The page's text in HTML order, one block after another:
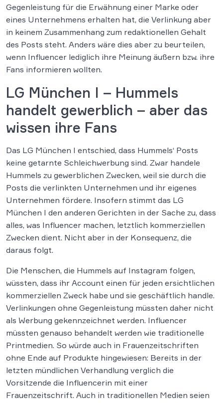
Gegenleistung für die Erwähnung einer Marke oder
eines Unternehmens erhalten hat, die Verlinkung aber
in keinem Zusammenhang zum redaktionellen Gehalt
des Posts steht. Anders wäre dies aber zu beurteilen,
wenn Influencer lediglich ihre Meinung äußern bzw. ihre
Fans informieren wollten.
LG München I – Hummels
handelt gewerblich – aber das
wissen ihre Fans
Das LG München I entschied, dass Hummels‘ Posts
keine getarnte Schleichwerbung sind. Zwar handele
Hummels zu gewerblichen Zwecken, weil sie durch die
Posts die verlinkten Unternehmen und ihr eigenes
Unternehmen fördere. Insofern stimmt das LG
München I den anderen Gerichten in der Sache zu, dass
alles, was Influencer machen, letztlich kommerziellen
Zwecken dient. Nicht aber in der Konsequenz, die
daraus folgt.
Die Menschen, die Hummels auf Instagram folgen,
wüssten, dass ihr Account einen für jeden ersichtlichen
kommerziellen Zweck habe und sie geschäftlich handle.
Verlinkungen ohne Gegenleistung müssten daher nicht
als Werbung gekennzeichnet werden. Influencer
müssten genauso behandelt werden wie traditionelle
Printmedien. So würde auch in Frauenzeitschriften
ohne Ende auf Produkte hingewiesen: Bereits in der
letzten mündlichen Verhandlung verglich die
Vorsitzende die Influencerin mit einer
Frauenzeitschrift. Auch in traditionellen Medien seien